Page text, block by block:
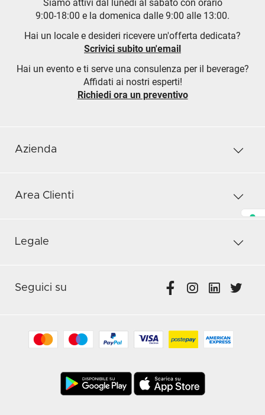
Siamo attivi dal lunedì al sabato con orario
9:00-18:00 e la domenica dalle 9:00 alle 13:00.
Hai un locale e desideri ricevere un'offerta dedicata?
Scrivici subito un'email
Hai un evento e ti serve una consulenza per il beverage?
Affidati ai nostri esperti!
Richiedi ora un preventivo
Azienda
Area Clienti
Legale
Seguici su